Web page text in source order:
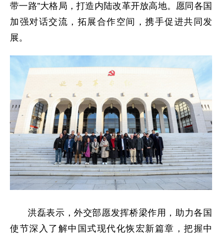
带一路”大格局，打造内陆改革开放高地。愿同各国
加强对话交流，拓展合作空间，携手促进共同发
展。
洪磊表示，外交部愿发挥桥梁作用，助力各国
使节深入了解中国式现代化恢宏新篇章，把握中